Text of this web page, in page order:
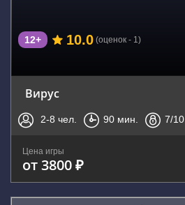
12+ 10.0 (оценок - 1)
Вирус
2-8 чел. 90 мин. 7/10
Цена игры
от 3800 ₽